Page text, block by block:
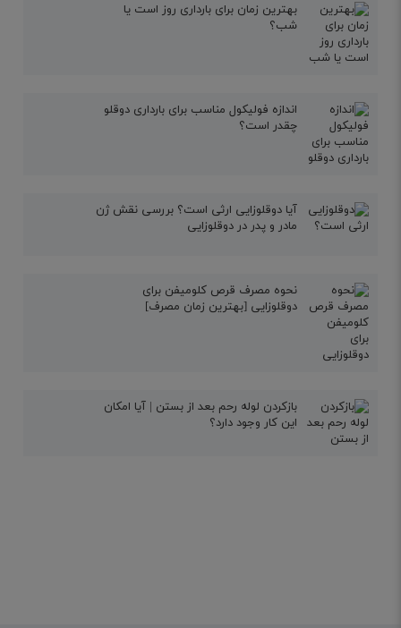
بهترین زمان برای بارداری روز است یا
شب؟
اندازه فولیکول مناسب برای بارداری دوقلو
چقدر است؟
آیا دوقلوزایی ارثی است؟ بررسی نقش ژن
مادر و پدر در دوقلوزایی
نحوه مصرف قرص کلومیفن برای
دوقلوزایی [بهترین زمان مصرف]
بازکردن لوله رحم بعد از بستن | آیا امکان
این کار وجود دارد؟